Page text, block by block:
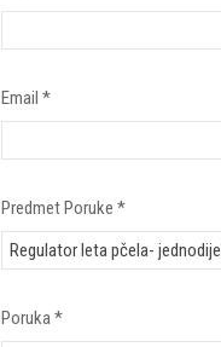
Email *
Predmet Poruke *
Poruka *